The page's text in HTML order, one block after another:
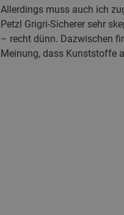
Allerdings muss auch ich
Petzl Grigri-Sicherer sehr
– recht dünn. Dazwischen
Meinung, dass Kunststoffe